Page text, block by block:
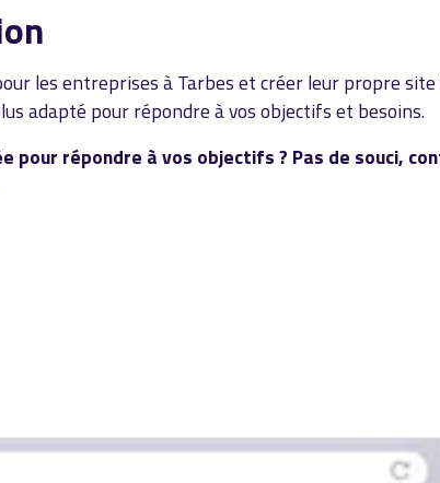
les entreprises à Tarbes et créer leur propre
adapté pour répondre à vos objectifs et besoins.
répondre à vos objectifs ? Pas de souci,